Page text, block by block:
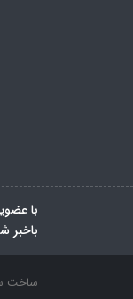
با
باخبر
ساخت